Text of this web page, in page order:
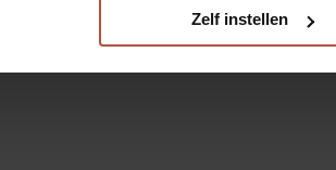
Zelf instellen